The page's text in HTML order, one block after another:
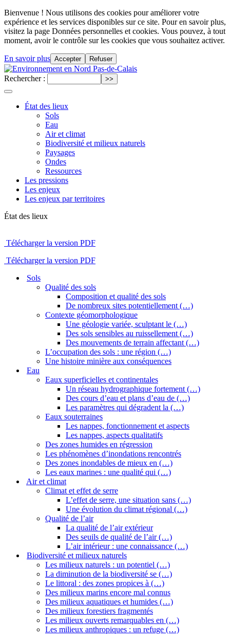
Bienvenue ! Nous utilisons des cookies pour améliorer votre
expérience et les services disponibles sur ce site. Pour en savoir plus,
visitez la page Données personnelles et cookies. Vous pouvez, à tout
moment, avoir le contrôle sur les cookies que vous souhaitez activer.
En savoir plus Accepter Refuser
Rechercher :
État des lieux
Sols
Eau
Air et climat
Biodiversité et milieux naturels
Paysages
Ondes
Ressources
Les pressions
Les enjeux
Les enjeux par territoires
État des lieux
Télécharger la version PDF
Télécharger la version PDF
Sols
Qualité des sols
Composition et qualité des sols
De nombreux sites potentiellement (…)
Contexte géomorphologique
Une géologie variée, sculptant le (…)
Des sols sensibles au ruissellement (…)
Des mouvements de terrain affectant (…)
L’occupation des sols : une région (…)
Une histoire minière aux conséquences
Eau
Eaux superficielles et continentales
Un réseau hydrographique fortement (…)
Des cours d’eau et plans d’eau de (…)
Les paramètres qui dégradent la (…)
Eaux souterraines
Les nappes, fonctionnement et aspects
Les nappes, aspects qualitatifs
Des zones humides en régression
Les phénomènes d’inondations rencontrés
Des zones inondables de mieux en (…)
Les eaux marines : une qualité qui (…)
Air et climat
Climat et effet de serre
L’effet de serre, une situation sans (…)
Une évolution du climat régional (…)
Qualité de l’air
La qualité de l’air extérieur
Des seuils de qualité de l’air (…)
L’air intérieur : une connaissance (…)
Biodiversité et milieux naturels
Les milieux naturels : un potentiel (…)
La diminution de la biodiversité se (…)
Le littoral : des zones propices à (…)
Des milieux marins encore mal connus
Des milieux aquatiques et humides (…)
Des milieux forestiers fragmentés
Les milieux ouverts remarquables en (…)
Les milieux anthropiques : un refuge (…)